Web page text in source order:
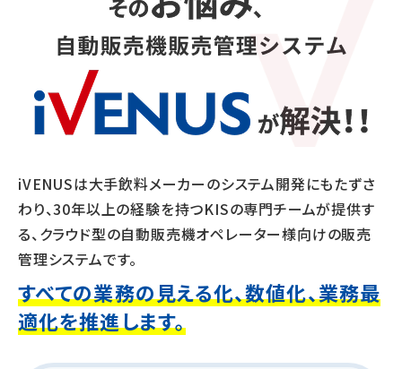
iVENUSは大手飲料メーカーのシステム開発にもたずさ
わり、30年以上の経験を持つKISの専門チームが提供す
る、 クラウド型の自動販売機オペレーター様向けの販売
管理システムです。
すべての業務の見える化、数値化、業務最
適化を推進します。